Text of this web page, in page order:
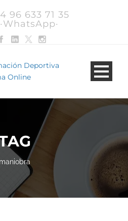
96 633 71 35
·WhatsApp·
maniobra